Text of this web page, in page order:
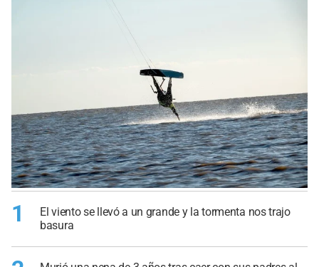
1
El viento se llevó a un grande y la tormenta nos trajo
basura